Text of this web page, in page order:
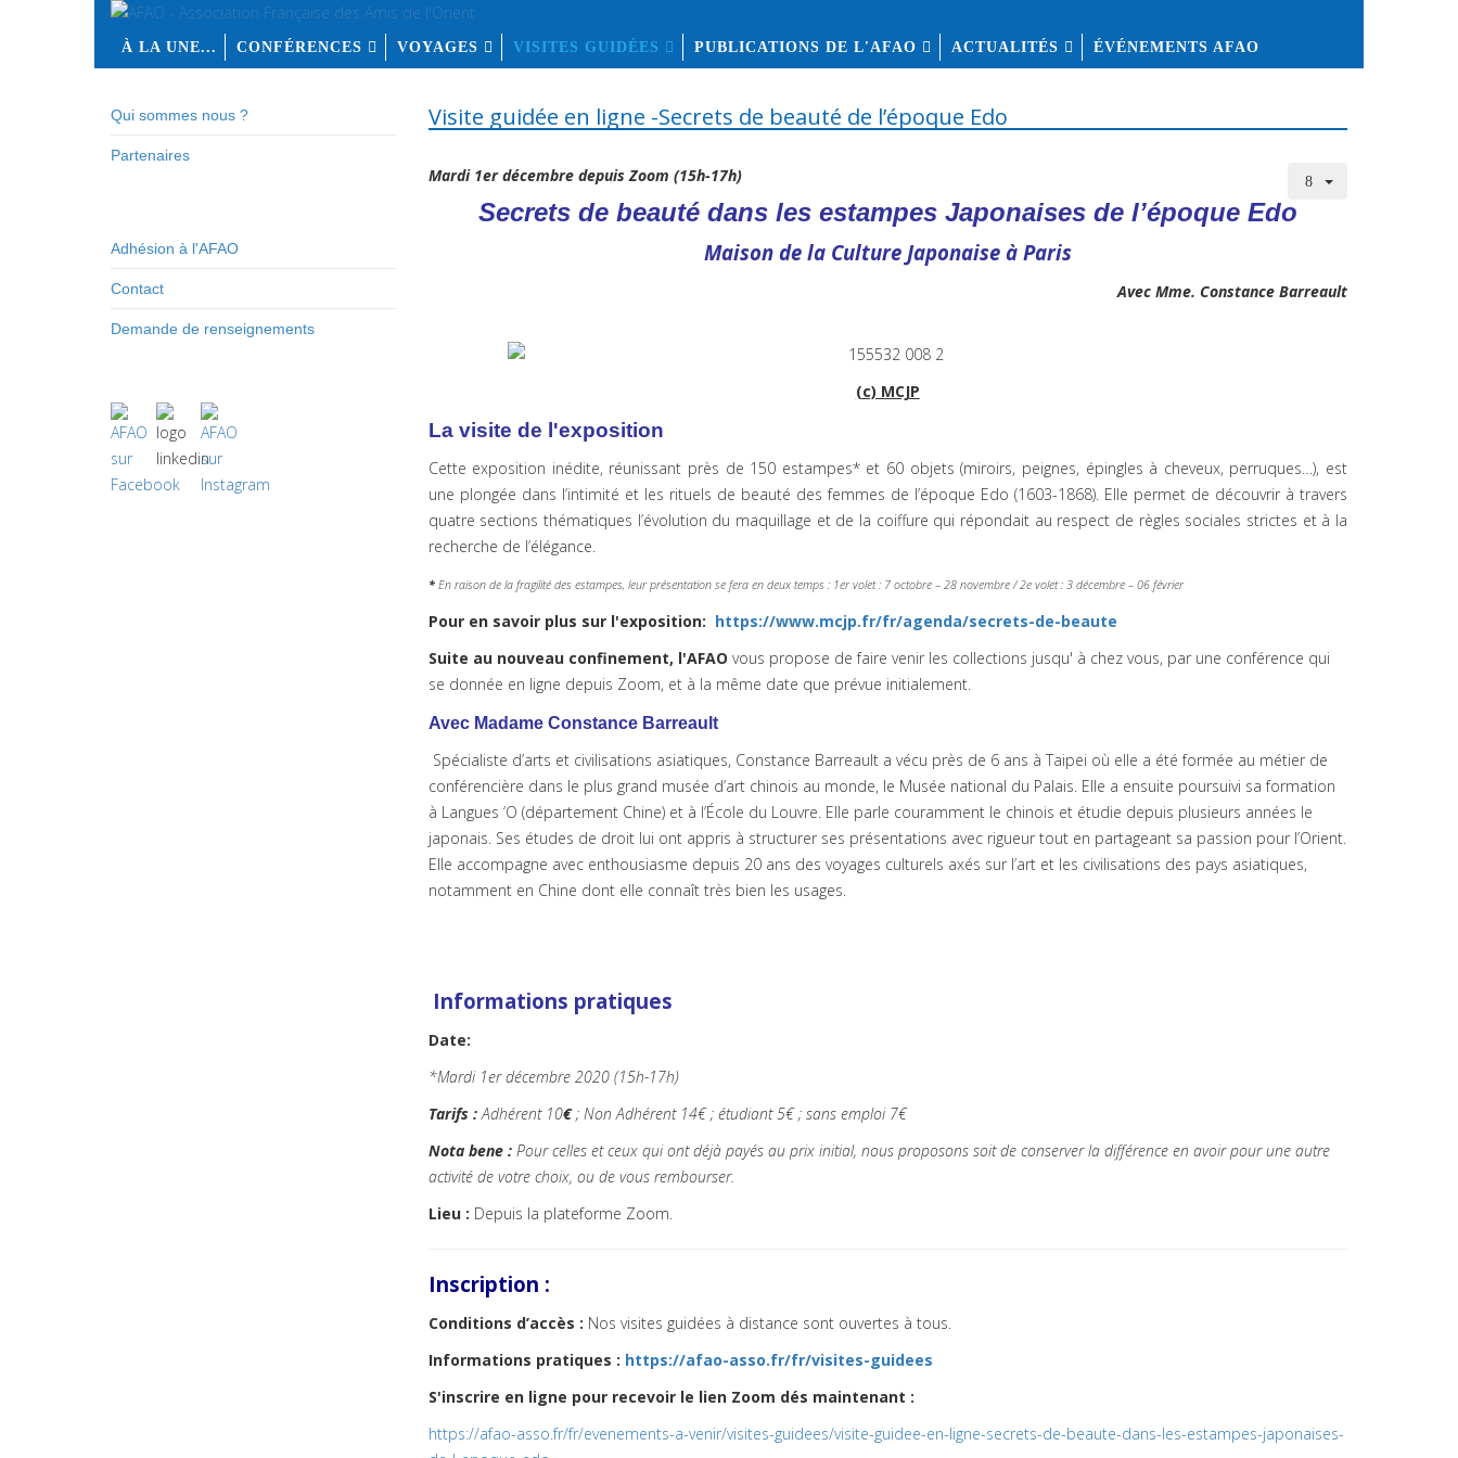
À LA UNE... CONFÉRENCES VOYAGES VISITES GUIDÉES PUBLICATIONS DE L'AFAO ACTUALITÉS ÉVÉNEMENTS AFAO
Qui sommes nous ?
Partenaires
Adhésion à l'AFAO
Contact
Demande de renseignements
Visite guidée en ligne -Secrets de beauté de l’époque Edo
Mardi 1er décembre depuis Zoom (15h-17h)
Secrets de beauté dans les estampes Japonaises de l’époque Edo
Maison de la Culture Japonaise à Paris
Avec Mme. Constance Barreault
(c) MCJP
La visite de l'exposition
Cette exposition inédite, réunissant près de 150 estampes* et 60 objets (miroirs, peignes, épingles à cheveux, perruques…), est
une plongée dans l’intimité et les rituels de beauté des femmes de l’époque Edo (1603-1868). Elle permet de découvrir à travers
quatre sections thématiques l’évolution du maquillage et de la coiffure qui répondait au respect de règles sociales strictes et à la
recherche de l’élégance.
* En raison de la fragilité des estampes, leur présentation se fera en deux temps : 1er volet : 7 octobre – 28 novembre / 2e volet : 3 décembre – 06 février
Pour en savoir plus sur l'exposition: https://www.mcjp.fr/fr/agenda/secrets-de-beaute
Suite au nouveau confinement, l'AFAO vous propose de faire venir les collections jusqu' à chez vous, par une conférence qui
se donnée en ligne depuis Zoom, et à la même date que prévue initialement.
Avec Madame Constance Barreault
Spécialiste d’arts et civilisations asiatiques, Constance Barreault a vécu près de 6 ans à Taipei où elle a été formée au métier de
conférencière dans le plus grand musée d’art chinois au monde, le Musée national du Palais. Elle a ensuite poursuivi sa formation
à Langues ’O (département Chine) et à l’École du Louvre. Elle parle couramment le chinois et étudie depuis plusieurs années le
japonais. Ses études de droit lui ont appris à structurer ses présentations avec rigueur tout en partageant sa passion pour l’Orient.
Elle accompagne avec enthousiasme depuis 20 ans des voyages culturels axés sur l’art et les civilisations des pays asiatiques,
notamment en Chine dont elle connaît très bien les usages.
Informations pratiques
Date:
*Mardi 1er décembre 2020 (15h-17h)
Tarifs :Adhérent 10€; Non Adhérent 14€; étudiant 5€ ; sans emploi 7€
Nota bene : Pour celles et ceux qui ont déjà payés au prix initial, nous proposons soit de conserver la différence en avoir pour une autre
activité de votre choix, ou de vous rembourser.
Lieu : Depuis la plateforme Zoom.
Inscription :
Conditions d’accès : Nos visites guidées à distance sont ouvertes à tous.
Informations pratiques : https://afao-asso.fr/fr/visites-guidees
S'inscrire en ligne pour recevoir le lien Zoom dés maintenant :
https://afao-asso.fr/fr/evenements-a-venir/visites-guidees/visite-guidee-en-ligne-secrets-de-beaute-dans-les-estampes-japonaises-